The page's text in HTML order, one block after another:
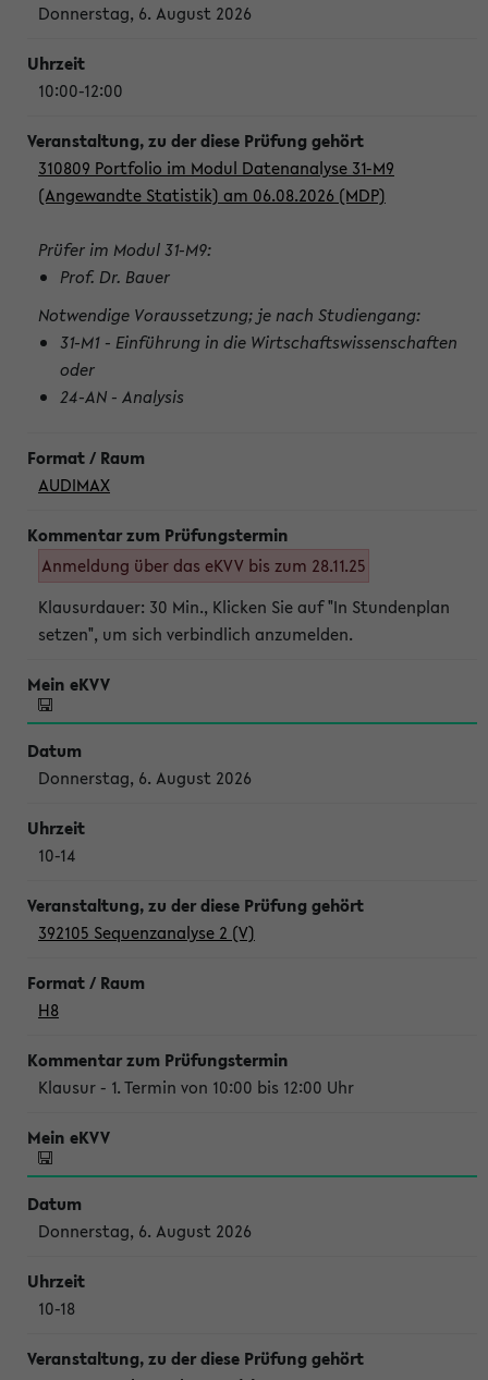
Donnerstag, 6. August 2026
10:00-12:00
310809 Portfolio im Modul Datenanalyse 31-M9
(Angewandte Statistik) am 06.08.2026 (MDP)
Prüfer im Modul 31-M9:
Prof. Dr. Bauer
Notwendige Voraussetzung; je nach Studiengang:
31-M1 - Einführung in die Wirtschaftswissenschaften
oder
24-AN - Analysis
AUDIMAX
Anmeldung über das eKVV bis zum 28.11.25
Klausurdauer: 30 Min., Klicken Sie auf "In Stundenplan
setzen", um sich verbindlich anzumelden.
Donnerstag, 6. August 2026
10-14
392105 Sequenzanalyse 2 (V)
H8
Klausur - 1. Termin von 10:00 bis 12:00 Uhr
Donnerstag, 6. August 2026
10-18